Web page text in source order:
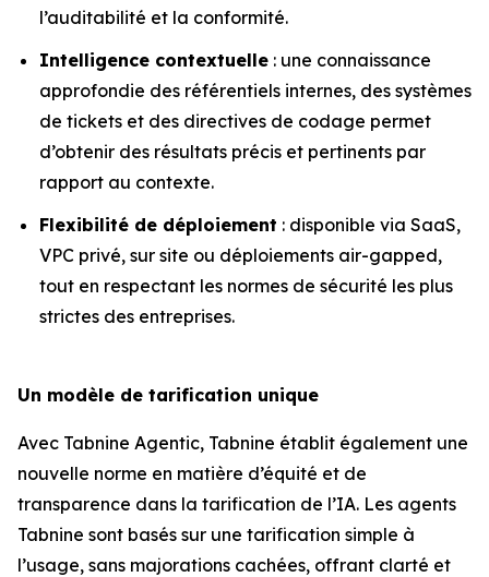
l’auditabilité et la conformité.
Intelligence contextuelle : une connaissance
approfondie des référentiels internes, des systèmes
de tickets et des directives de codage permet
d’obtenir des résultats précis et pertinents par
rapport au contexte.
Flexibilité de déploiement : disponible via SaaS,
VPC privé, sur site ou déploiements air-gapped,
tout en respectant les normes de sécurité les plus
strictes des entreprises.
Un modèle de tarification unique
Avec Tabnine Agentic, Tabnine établit également une
nouvelle norme en matière d’équité et de
transparence dans la tarification de l’IA. Les agents
Tabnine sont basés sur une tarification simple à
l’usage, sans majorations cachées, offrant clarté et